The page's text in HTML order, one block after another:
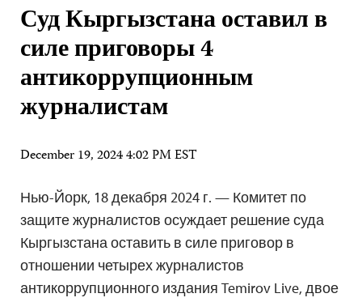
Суд Кыргызстана оставил в
силе приговоры 4
антикоррупционным
журналистам
December 19, 2024 4:02 PM EST
Нью-Йорк, 18 декабря 2024 г. — Комитет по
защите журналистов осуждает решение суда
Кыргызстана оставить в силе приговор в
отношении четырех журналистов
антикоррупционного издания Temirov Live, двое